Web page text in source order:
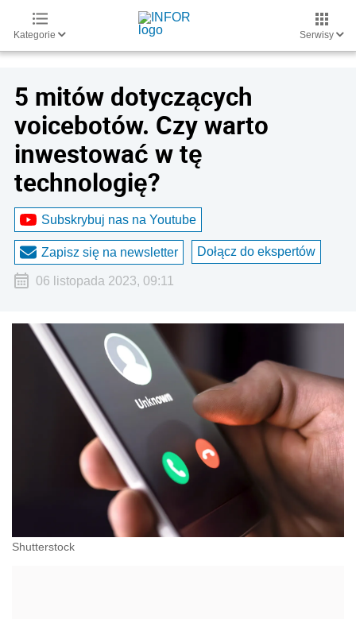
Kategorie Serwisy
5 mitów dotyczących
voicebotów. Czy warto
inwestować w tę
technologię?
Subskrybuj nas na Youtube
Zapisz się na newsletter Dołącz do ekspertów
06 listopada 2023, 09:11
Shutterstock